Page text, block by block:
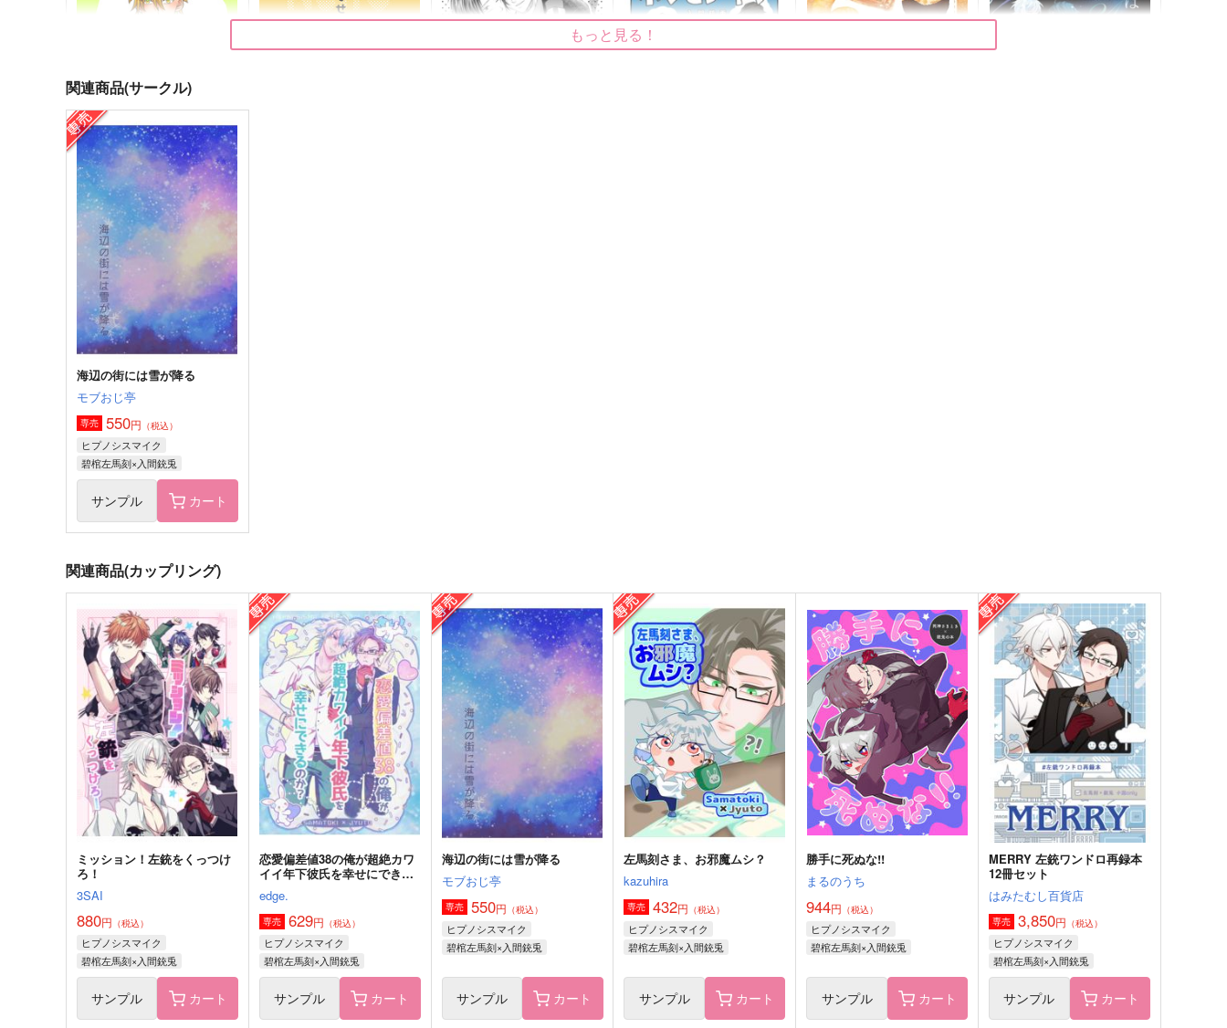
兎と幼児になりまして【前
編】
空音諒歌
629円 （税込）
入間銃兎×観音坂独歩
サンプル 作品詳細
Ordinary Days
漁火
1,179円（税込）
碧棺左馬刻×山田一郎
サンプル 作品詳細
キスしてもいいですか？
DEATHROCK
1,100円（税込）
碧棺左馬刻×山田一郎
サンプル 作品詳細
合法！ノーライクトリップ！
とりあえず生で。
990円 （税込）
碧棺左馬刻×山田一郎
サンプル 作品詳細
相棒Cat and Kiss
はちひら
494円（税込）
碧棺左馬刻×白膠木簓
サンプル 作品詳細
AFTER FIGHT
タカマチ
787円（税込）
碧棺左馬刻×白膠木簓
サンプル 作品詳細
もっと見る！
関連商品(サークル)
海辺の街には雪が降る
モブおじ亭
専売 550円 （税込）
ヒプノシスマイク
碧棺左馬刻×入間銃兎
サンプル カート
関連商品(カップリング)
ミッション！左銃をくっつけ
ろ！
3SAI
880円 （税込）
ヒプノシスマイク
碧棺左馬刻×入間銃兎
サンプル カート
恋愛偏差値38の俺が超絶カワ
イイ年下彼氏を幸せにできる
のか？
edge.
専売 629円 （税込）
ヒプノシスマイク
碧棺左馬刻×入間銃兎
サンプル カート
海辺の街には雪が降る
モブおじ亭
専売 550円 （税込）
ヒプノシスマイク
碧棺左馬刻×入間銃兎
サンプル カート
左馬刻さま、お邪魔ムシ？
kazuhira
専売 432円 （税込）
ヒプノシスマイク
碧棺左馬刻×入間銃兎
サンプル カート
勝手に死ぬな!!
まるのうち
944円 （税込）
ヒプノシスマイク
碧棺左馬刻×入間銃兎
サンプル カート
MERRY 左銃ワンドロ再録本
12冊セット
はみたむし百貨店
専売 3,850円 （税込）
ヒプノシスマイク
碧棺左馬刻×入間銃兎
サンプル カート